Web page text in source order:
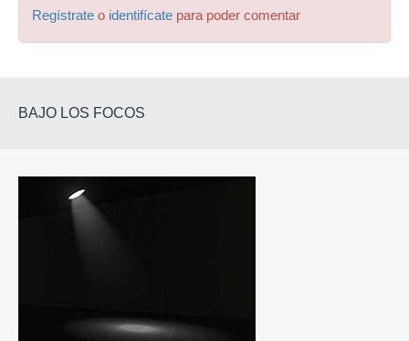
Regístrate o identifícate para poder comentar
BAJO LOS FOCOS